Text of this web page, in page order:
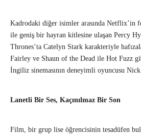
Kadrodaki diğer isimler arasında Netflix’in
ile geniş bir hayran kitlesine ulaşan Percy
Thrones’ta Catelyn Stark karakteriyle
Fairley ve Shaun of the Dead ile Hot Fuzz
İngiliz sinemasının deneyimli oyuncusu
Lanetli Bir Ses, Kaçınılmaz Bir Son
Film, bir grup lise öğrencisinin tesadüfen